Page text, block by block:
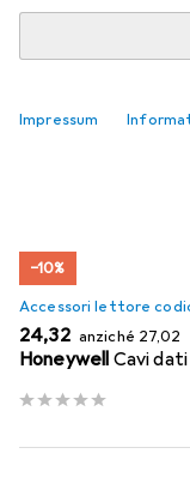
Impressum
Rilevanza
−10%
Accessori lettore
EUR
24,32 anziché EUR
27,02
Honeywell Cavi dati